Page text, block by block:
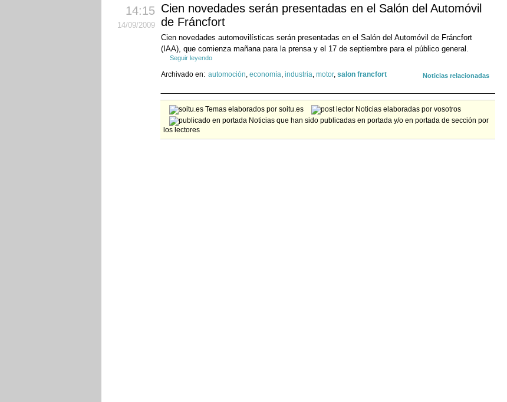
14:15
14/09/2009
Cien novedades serán presentadas en el Salón del Automóvil
de Fráncfort
Cien novedades automovilísticas serán presentadas en el Salón del Automóvil de Fráncfort
(IAA), que comienza mañana para la prensa y el 17 de septiembre para el público general.
Seguir leyendo
Noticias relacionadas
Archivado en: automoción, economía, industria, motor, salon francfort
Temas elaborados por soitu.es
Noticias elaboradas por vosotros
Noticias que han sido publicadas en portada y/o en portada de sección por
los lectores